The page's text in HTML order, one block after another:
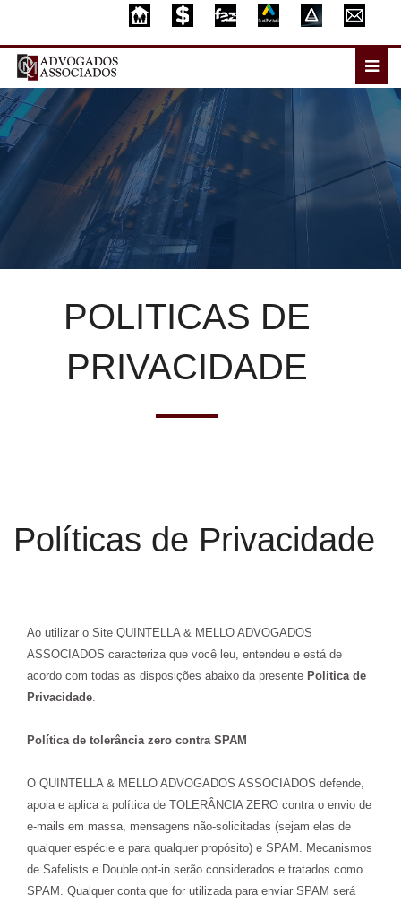
POLITICAS DE
PRIVACIDADE
Políticas de Privacidade
Ao utilizar o Site QUINTELLA & MELLO ADVOGADOS
ASSOCIADOS caracteriza que você leu, entendeu e está de
acordo com todas as disposições abaixo da presente Politica de
Privacidade.
Política de tolerância zero contra SPAM
O QUINTELLA & MELLO ADVOGADOS ASSOCIADOS defende,
apoia e aplica a política de TOLERÂNCIA ZERO contra o envio de
e-mails em massa, mensagens não-solicitadas (sejam elas de
qualquer espécie e para qualquer propósito) e SPAM. Mecanismos
de Safelists e Double opt-in serão considerados e tratados como
SPAM. Qualquer conta que for utilizada para enviar SPAM será